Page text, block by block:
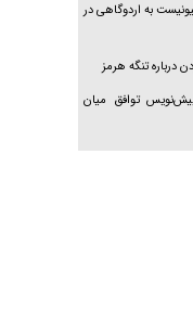
به اردوگاهی در
درباره تنگه هرمز
توافق میان